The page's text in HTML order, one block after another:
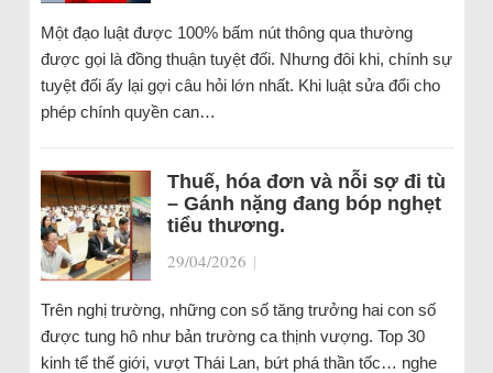
Một đạo luật được 100% bấm nút thông qua thường
được gọi là đồng thuận tuyệt đối. Nhưng đôi khi, chính sự
tuyệt đối ấy lại gợi câu hỏi lớn nhất. Khi luật sửa đổi cho
phép chính quyền can…
Thuế, hóa đơn và nỗi sợ đi tù
– Gánh nặng đang bóp nghẹt
tiểu thương.
29/04/2026 |
Trên nghị trường, những con số tăng trưởng hai con số
được tung hô như bản trường ca thịnh vượng. Top 30
kinh tế thế giới, vượt Thái Lan, bứt phá thần tốc… nghe